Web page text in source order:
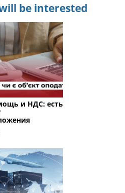
be interested
и НДС: есть